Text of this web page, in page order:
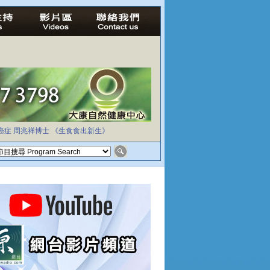
症 周兆祥博士 《生食食出新生》